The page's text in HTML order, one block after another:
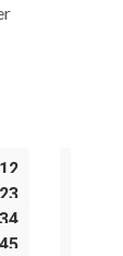
12
23
34
45